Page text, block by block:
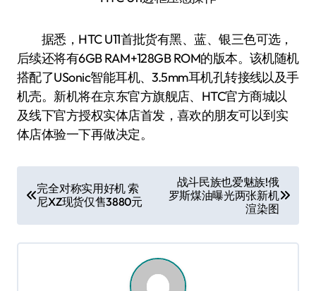
据悉，HTC U11首批货有黑、蓝、银三色可选，
后续还将有6GB RAM+128GB ROM的版本。该机随机
搭配了USonic智能耳机、3.5mm耳机孔转接线以及手
机壳。新机将在京东官方旗舰店、HTC官方商城以
及线下官方授权实体店首发，喜欢的朋友可以到实
体店体验一下再做决定。
章
导
航
完全对称实用好机 索
尼XZ现货仅售3880元
战斗民族也爱魅族!俄
罗斯煤油曝光两张新机
渲染图